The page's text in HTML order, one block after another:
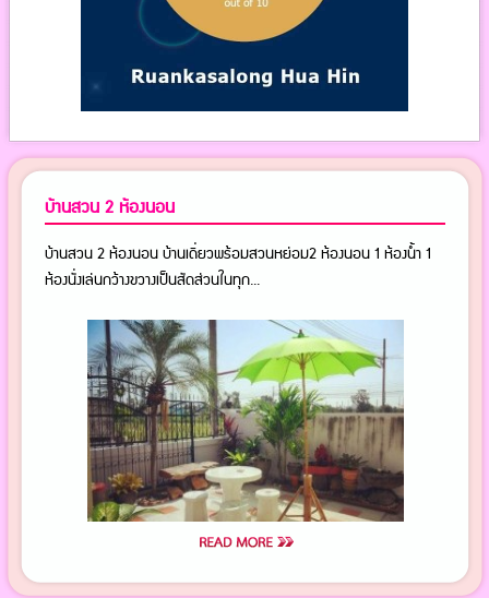
บ้านสวน 2 ห้องนอน
บ้านสวน 2 ห้องนอน บ้านเดี่ยวพร้อมสวนหย่อม2 ห้องนอน 1 ห้องน้ำ 1
ห้องนั่งเล่นกว้างขวางเป็นสัดส่วนในทุก...